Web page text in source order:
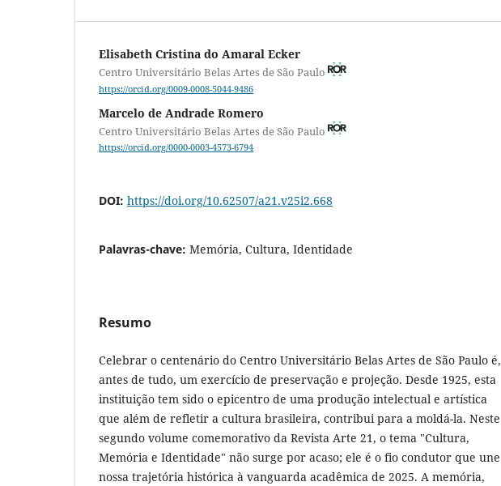
Elisabeth Cristina do Amaral Ecker
Centro Universitário Belas Artes de São Paulo
https://orcid.org/0009-0008-5044-9486
Marcelo de Andrade Romero
Centro Universitário Belas Artes de São Paulo
https://orcid.org/0000-0003-4573-6794
DOI: https://doi.org/10.62507/a21.v25i2.668
Palavras-chave: Memória, Cultura, Identidade
Resumo
Celebrar o centenário do Centro Universitário Belas Artes de São Paulo é,
antes de tudo, um exercício de preservação e projeção. Desde 1925, esta
instituição tem sido o epicentro de uma produção intelectual e artística
que além de refletir a cultura brasileira, contribui para a moldá-la. Neste
segundo volume comemorativo da Revista Arte 21, o tema "Cultura,
Memória e Identidade" não surge por acaso; ele é o fio condutor que une
nossa trajetória histórica à vanguarda acadêmica de 2025. A memória,